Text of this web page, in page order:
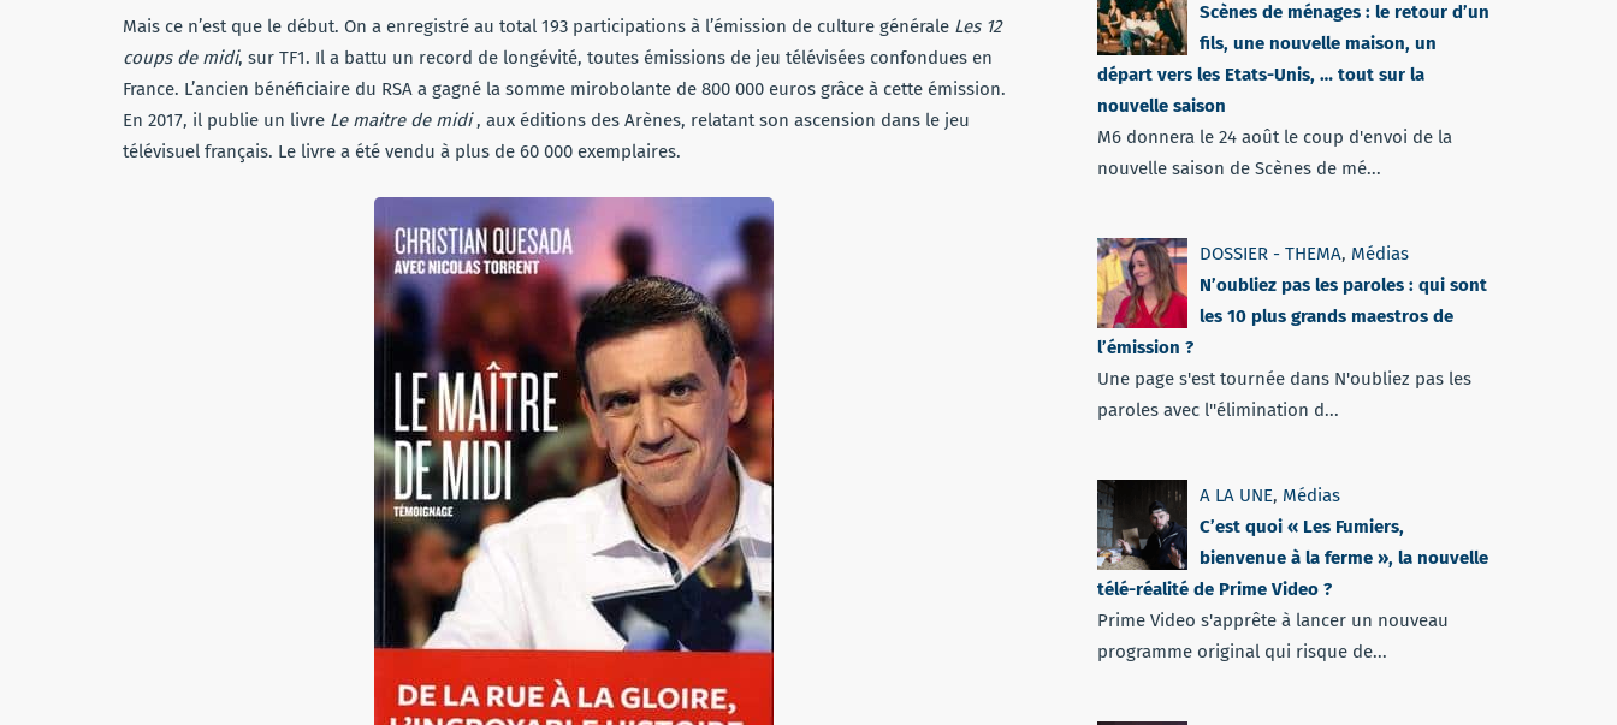
Mais ce n’est que le début. On a enregistré au total 193 participations à l’émission de culture générale Les 12
coups de midi, sur TF1. Il a battu un record de longévité, toutes émissions de jeu télévisées confondues en
France. L’ancien bénéficiaire du RSA a gagné la somme mirobolante de 800 000 euros grâce à cette émission.
En 2017, il publie un livre Le maitre de midi, aux éditions des Arènes, relatant son ascension dans le jeu
télévisuel français. Le livre a été vendu à plus de 60 000 exemplaires.
Scènes de ménages : le retour d’un
fils, une nouvelle maison, un
départ vers les Etats-Unis, … tout sur la
nouvelle saison
M6 donnera le 24 août le coup d'envoi de la
nouvelle saison de Scènes de mé...
DOSSIER - THEMA, Médias
N’oubliez pas les paroles : qui sont
les 10 plus grands maestros de
l’émission ?
Une page s'est tournée dans N'oubliez pas les
paroles avec l''élimination d...
A LA UNE, Médias
C’est quoi « Les Fumiers,
bienvenue à la ferme », la nouvelle
télé-réalité de Prime Video ?
Prime Video s'apprête à lancer un nouveau
programme original qui risque de...